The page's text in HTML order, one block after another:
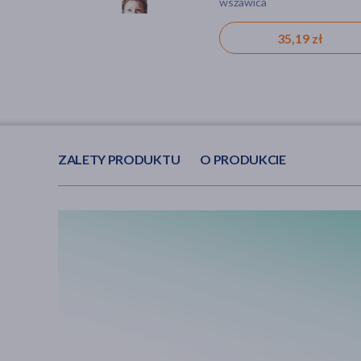
35,19 zł
28,49 zł
ZALETY PRODUKTU O PRODUKCIE